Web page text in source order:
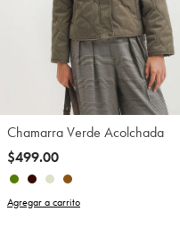
Chamarra Verde Acolchada
$499.00
Agregar a carrito